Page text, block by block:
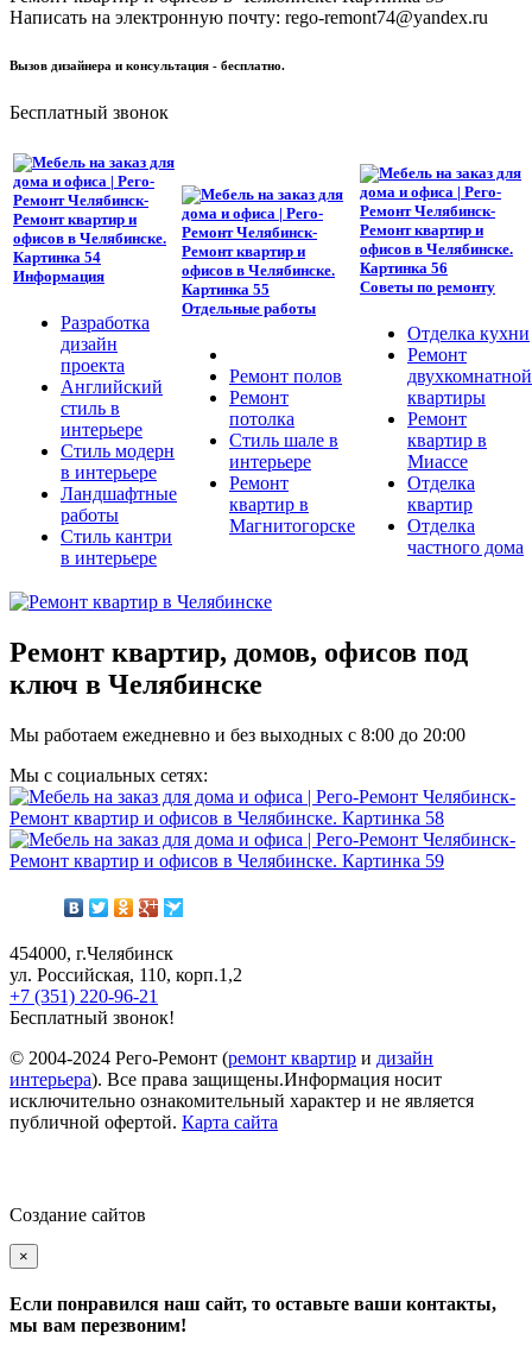
Написать на электронную почту: rego-remont74@yandex.ru
Вызов дизайнера и консультация - бесплатно.
Бесплатный звонок
Информация
Разработка
дизайн
проекта
Английский
стиль в
интерьере
Стиль модерн
в интерьере
Ландшафтные
работы
Стиль кантри
в интерьере
Отдельные работы
Ремонт полов
Ремонт
потолка
Стиль шале в
интерьере
Ремонт
квартир в
Магнитогорске
Советы по ремонту
Отделка кухни
Ремонт
двухкомнатной
квартиры
Ремонт
квартир в
Миассе
Отделка
квартир
Отделка
частного дома
Ремонт квартир, домов, офисов под
ключ в Челябинске
Мы работаем ежедневно и без выходных с 8:00 до 20:00
Мы с социальных сетях:
454000, г.Челябинск
ул. Российская, 110, корп.1,2
+7 (351) 220-96-21
Бесплатный звонок!
© 2004-2024 Рего-Ремонт (ремонт квартир и дизайн
интерьера). Все права защищены.Информация носит
исключительно ознакомительный характер и не является
публичной офертой. Карта сайта
Создание сайтов
×
Если понравился наш сайт, то оставьте ваши контакты,
мы вам перезвоним!